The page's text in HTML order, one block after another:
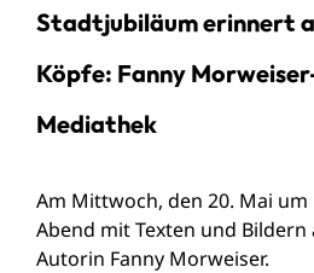
Stadtjubiläum erinnert
Köpfe: Fanny
Mediathek
Am Mittwoch, den 20. Mai
Abend mit Texten und
Autorin Fanny Morweiser.